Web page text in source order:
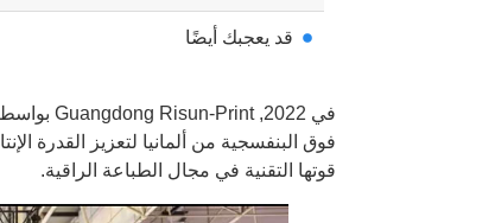
قد يعجبك أيضًا
فوق البنفسجية من ألمانيا لتعزيز القدرة
قوتها التقنية في مجال الطباعة الراقية.